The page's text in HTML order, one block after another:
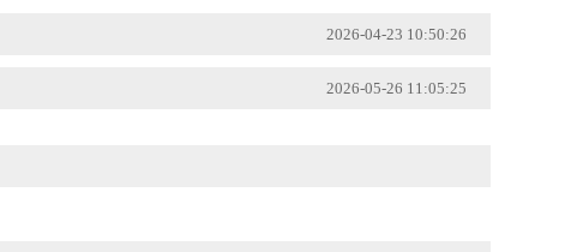
2026-04-23 10:50:26
2026-05-26 11:05:25